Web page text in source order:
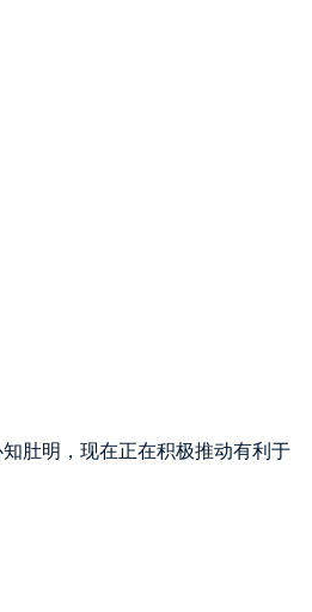
肚明，现在正在积极推动有利于